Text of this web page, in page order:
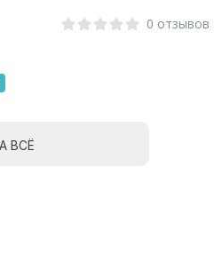
0 отзывов
ВСЁ